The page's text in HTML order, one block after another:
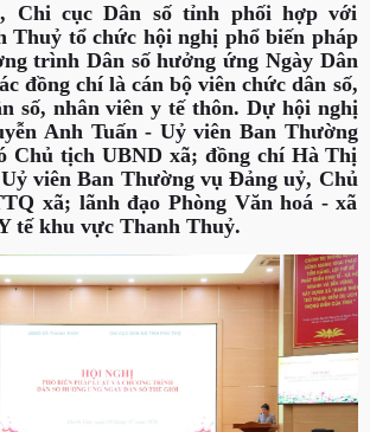
Chi cục Dân số tỉnh phối hợp với
Thuỷ tổ chức hội nghị phổ biến pháp
trình Dân số hưởng ứng Ngày Dân
đồng chí là cán bộ viên chức dân số,
số, nhân viên y tế thôn. Dự hội nghị
Anh Tuấn - Uỷ viên Ban Thường
Chủ tịch UBND xã; đồng chí Hà Thị
viên Ban Thường vụ Đảng uỷ, Chủ
xã; lãnh đạo Phòng Văn hoá - xã
tế khu vực Thanh Thuỷ.